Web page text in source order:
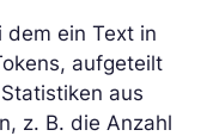
dem ein Text in
aufgeteilt
aus
z. B. die Anzahl